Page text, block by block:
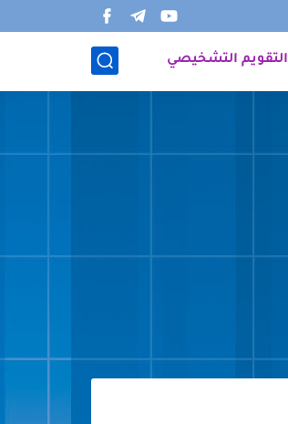
التقويم التشخيصي